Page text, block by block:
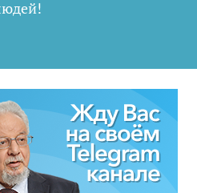
!